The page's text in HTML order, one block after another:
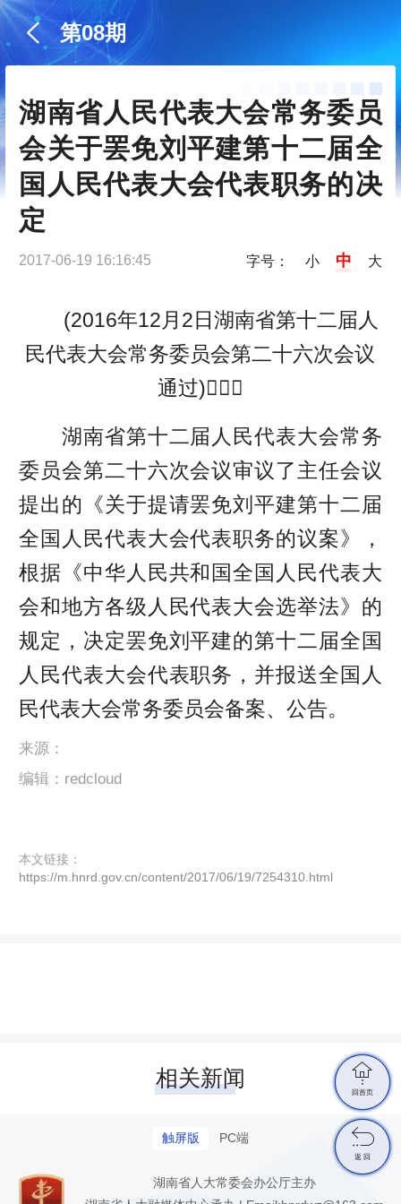
第08期
湖南省人民代表大会常务委员
会关于罢免刘平建第十二届全
国人民代表大会代表职务的决
定
2017-06-19 16:16:45 字号： 小 中 大
(2016年12月2日湖南省第十二届人
民代表大会常务委员会第二十六次会议
通过)
湖南省第十二届人民代表大会常务
委员会第二十六次会议审议了主任会议
提出的《关于提请罢免刘平建第十二届
全国人民代表大会代表职务的议案》，
根据《中华人民共和国全国人民代表大
会和地方各级人民代表大会选举法》的
规定，决定罢免刘平建的第十二届全国
人民代表大会代表职务，并报送全国人
民代表大会常务委员会备案、公告。
来源：
编辑：redcloud
本文链接：
https://m.hnrd.gov.cn/content/2017/06/19/7254310.html
相关新闻
触屏版 PC端
湖南省人大常委会办公厅主办

回首页

返 回